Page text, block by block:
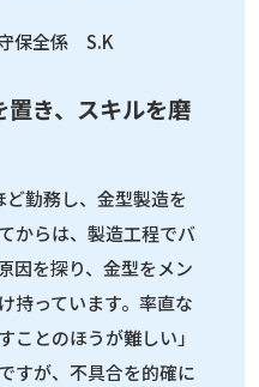
保全係 S.K
き、スキルを磨
勤務し、金型製造を
からは、製造工程でバ
因を探り、金型をメン
持っています。率直な
ことのほうが難しい」
すが、不具合を的確に